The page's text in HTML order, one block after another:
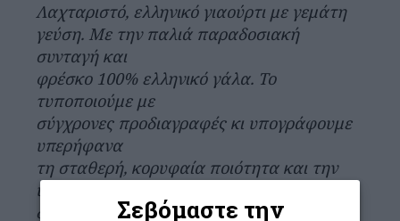
Λαχταριστό, ελληνικό γιαούρτι με γεμάτη
γεύση. Με την παλιά παραδοσιακή
συνταγή και
φρέσκο 100% ελληνικό γάλα. Το
τυποποιούμε με
σύγχρονες προδιαγραφές κι υπογράφουμε
υπερήφανα
τη σταθερή, κορυφαία ποιότητα και την
υψηλή
διατροφική αξία του.Σεβόμαστε την